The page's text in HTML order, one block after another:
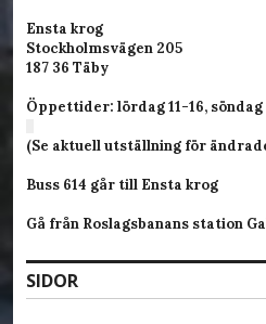
Ensta krog
Stockholmsvägen 205
187 36 Täby
Öppettider: lördag 11-16, söndag
(Se aktuell utställning för
Buss 614 går till Ensta krog
Gå från Roslagsbanans station
SIDOR